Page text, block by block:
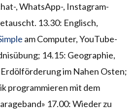
, WhatsApp-, Instagram-
13.30: Englisch,
am Computer, YouTube-
14.15: Geographie,
im Nahen Osten;
programmieren mit dem
17.00: Wieder zu